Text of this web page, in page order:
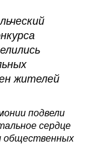
жителей
подвели
сердце
общественных